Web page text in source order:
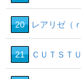
20 レアリゼ（
21 ＣＵＴＳＴ